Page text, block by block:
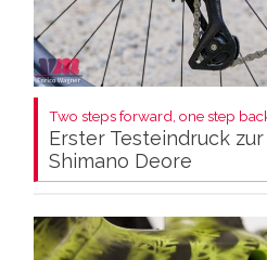
Two steps forward, one step
Erster Testeindruck
Shimano Deore